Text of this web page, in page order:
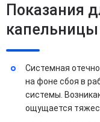
Показания
капельницы
Системная
на фоне сбоя в
системы.
ощущается